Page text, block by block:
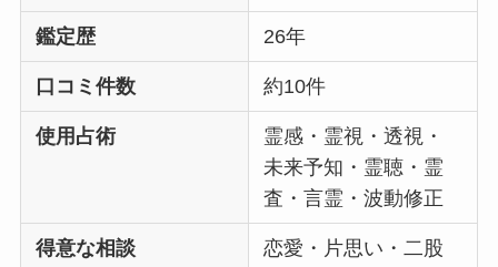
鑑定歴 26年
口コミ件数 約10件
使用占術
霊感・霊視・透視・
未来予知・霊聴・霊
査・言霊・波動修正
得意な相談
恋愛・片思い・二股